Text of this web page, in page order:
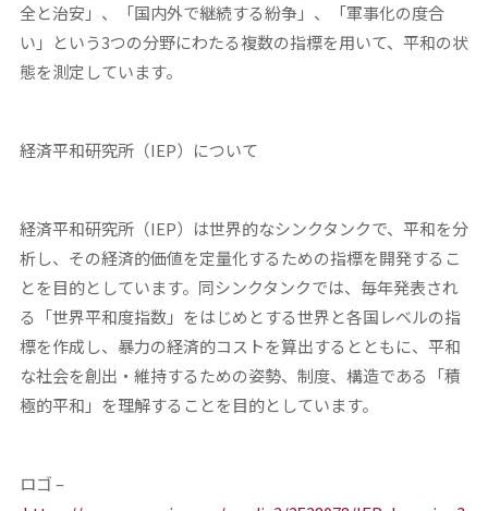
全と治安」、「国内外で継続する紛争」、「軍事化の度合
い」という3つの分野にわたる複数の指標を用いて、平和の状
態を測定しています。
経済平和研究所（IEP）について
経済平和研究所（IEP）は世界的なシンクタンクで、平和を分
析し、その経済的価値を定量化するための指標を開発するこ
とを目的としています。同シンクタンクでは、毎年発表され
る「世界平和度指数」をはじめとする世界と各国レベルの指
標を作成し、暴力の経済的コストを算出するとともに、平和
な社会を創出・維持するための姿勢、制度、構造である「積
極的平和」を理解することを目的としています。
ロゴ –